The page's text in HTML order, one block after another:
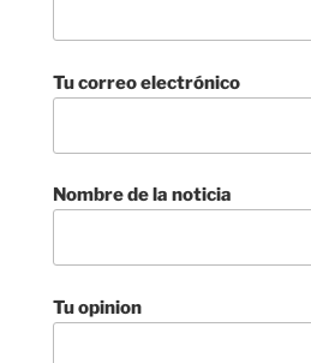
Tu correo electrónico
Nombre de la noticia
Tu opinion